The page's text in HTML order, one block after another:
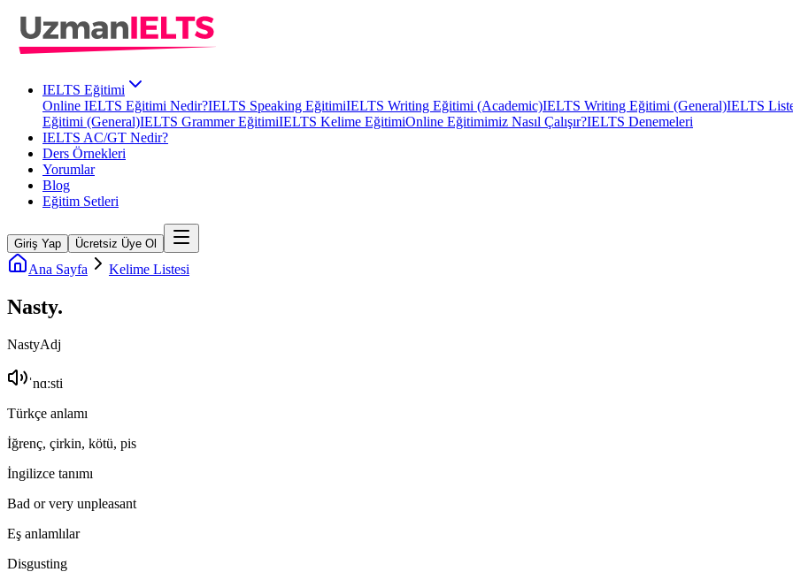
IELTS Eğitimi
Online IELTS Eğitimi Nedir?IELTS Speaking EğitimiIELTS Writing Eğitimi (Academic)IELTS Writing Eğitimi (General)IELTS
Eğitimi (General)IELTS Grammer EğitimiIELTS Kelime EğitimiOnline Eğitimimiz Nasıl Çalışır?IELTS Denemeleri
IELTS AC/GT Nedir?
Ders Örnekleri
Yorumlar
Blog
Eğitim Setleri
Giriş Yap Ücretsiz Üye Ol
Ana Sayfa Kelime Listesi
Nasty.
NastyAdj
ˈnɑːsti
Türkçe anlamı
İğrenç, çirkin, kötü, pis
İngilizce tanımı
Bad or very unpleasant
Eş anlamlılar
Disgusting